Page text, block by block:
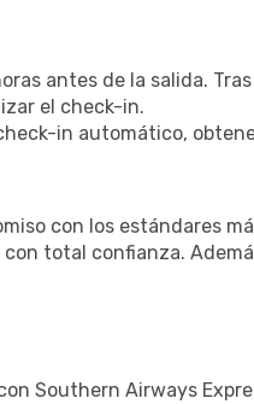
antes de la salida.
el check-in.
in automático,
con los estándares
total confianza.
Southern Airways